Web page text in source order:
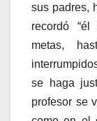
sus padres,
recordó
metas,
se haga
profesor se